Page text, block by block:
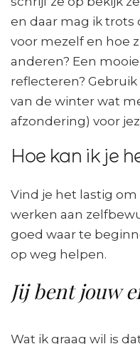
en daar mag ik trots
voor mezelf en hoe
anderen? Een
reflecteren?
van de winter wat
afzondering) voor
Hoe kan ik je
Vind je het lastig
werken aan
goed waar te
op weg helpen.
Jij bent jouw
Wat ik graag wil is